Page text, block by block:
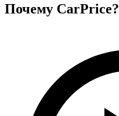
Почему CarPrice?